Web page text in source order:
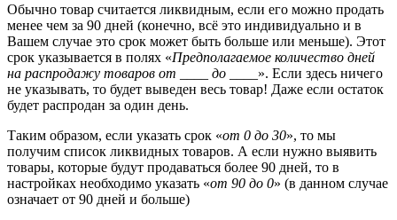
Обычно товар считается ликвидным, если его можно продать
менее чем за 90 дней (конечно, всё это индивидуально и в
Вашем случае это срок может быть больше или меньше). Этот
срок указывается в полях «Предполагаемое количество дней
на распродажу товаров от ____ до ____ ». Если здесь ничего
не указывать, то будет выведен весь товар! Даже если остаток
будет распродан за один день.
Таким образом, если указать срок «от 0 до 30», то мы
получим список ликвидных товаров. А если нужно выявить
товары, которые будут продаваться более 90 дней, то в
настройках необходимо указать «от 90 до 0» (в данном случае
означает от 90 дней и больше)